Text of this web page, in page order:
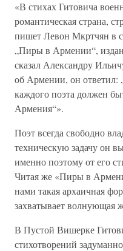
«В стихах Гитовича
романтическая страна,
пишет Левон Мкртчян в
„Пиры в Армении“,
сказал Александру
об Армении, он ответил:
каждого поэта должен
Армения“».
Поэт всегда свободно
техническую задачу он
именно поэтому от его
Читая же «Пиры в
нами такая архаичная
захватывает волнующая
В Пустой Вишерке
стихотворений